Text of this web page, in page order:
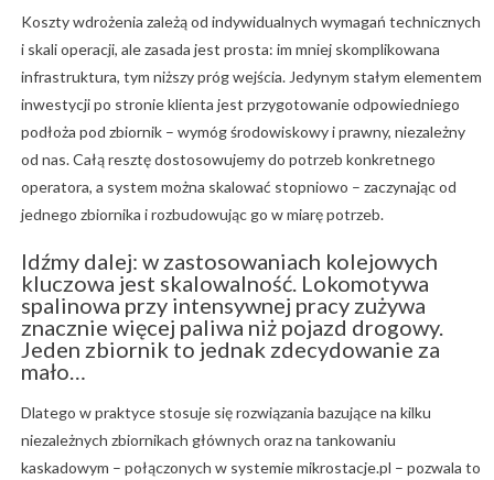
Koszty wdrożenia zależą od indywidualnych wymagań technicznych
i skali operacji, ale zasada jest prosta: im mniej skomplikowana
infrastruktura, tym niższy próg wejścia. Jedynym stałym elementem
inwestycji po stronie klienta jest przygotowanie odpowiedniego
podłoża pod zbiornik – wymóg środowiskowy i prawny, niezależny
od nas. Całą resztę dostosowujemy do potrzeb konkretnego
operatora, a system można skalować stopniowo – zaczynając od
jednego zbiornika i rozbudowując go w miarę potrzeb.
Idźmy dalej: w zastosowaniach kolejowych
kluczowa jest skalowalność. Lokomotywa
spalinowa przy intensywnej pracy zużywa
znacznie więcej paliwa niż pojazd drogowy.
Jeden zbiornik to jednak zdecydowanie za
mało…
Dlatego w praktyce stosuje się rozwiązania bazujące na kilku
niezależnych zbiornikach głównych oraz na tankowaniu
kaskadowym – połączonych w systemie mikrostacje.pl – pozwala to